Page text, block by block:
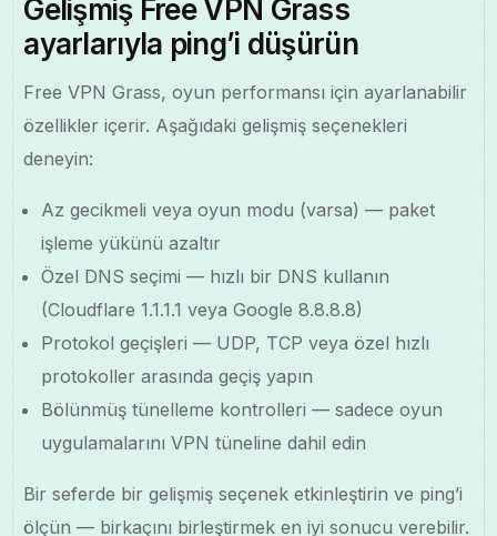
Gelişmiş Free VPN Grass
ayarlarıyla ping’i düşürün
Free VPN Grass, oyun performansı için ayarlanabilir
özellikler içerir. Aşağıdaki gelişmiş seçenekleri
deneyin:
Az gecikmeli veya oyun modu (varsa) — paket
işleme yükünü azaltır
Özel DNS seçimi — hızlı bir DNS kullanın
(Cloudflare 1.1.1.1 veya Google 8.8.8.8)
Protokol geçişleri — UDP, TCP veya özel hızlı
protokoller arasında geçiş yapın
Bölünmüş tünelleme kontrolleri — sadece oyun
uygulamalarını VPN tüneline dahil edin
Bir seferde bir gelişmiş seçenek etkinleştirin ve ping’i
ölçün — birkaçını birleştirmek en iyi sonucu verebilir.